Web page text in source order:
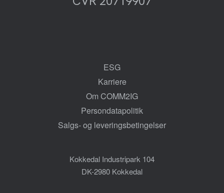
ESG
Karriere
Om COMM2IG
Persondatapolitik
Salgs- og leveringsbetingelser
Kokkedal Industripark 104
DK-2980 Kokkedal